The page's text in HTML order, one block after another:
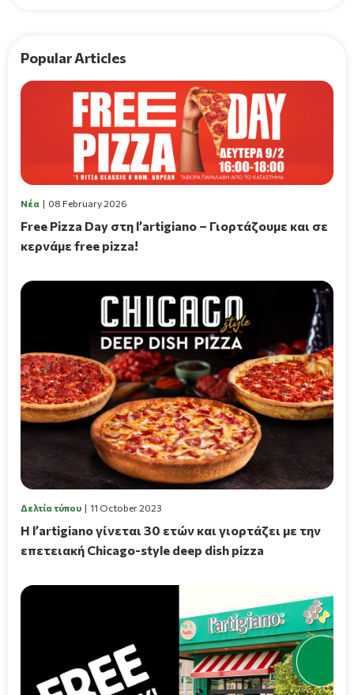
Popular Articles
Νέα 08 February 2026
Free Pizza Day στη l’artigiano – Γιορτάζουμε και σε
κερνάμε free pizza!
Δελτία τύπου 11 October 2023
Η l’artigiano γίνεται 30 ετών και γιορτάζει με την
επετειακή Chicago-style deep dish pizza